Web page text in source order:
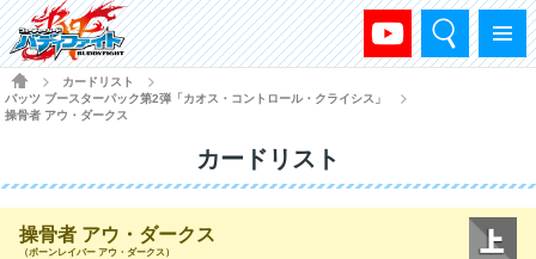
メニュー
検索
HOME
カードリスト
バッツ ブースターパック第2弾「カオス・コントロール・クライシス」
操骨者 アウ・ダークス
カードリスト
操骨者 アウ・ダークス
（ボーンレイバー アウ・ダークス）